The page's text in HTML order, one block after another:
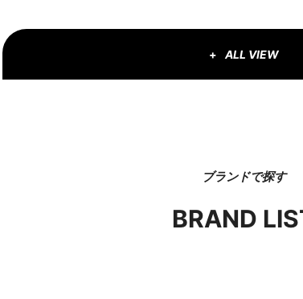
ALL VIEW
ブランドで探す
BRAND